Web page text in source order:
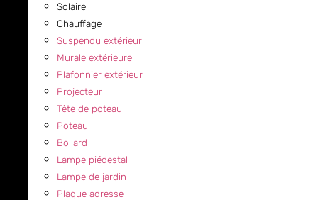
Solaire
Chauffage
Suspendu extérieur
Murale extérieure
Plafonnier extérieur
Projecteur
Tête de poteau
Poteau
Bollard
Lampe piédestal
Lampe de jardin
Plaque adresse